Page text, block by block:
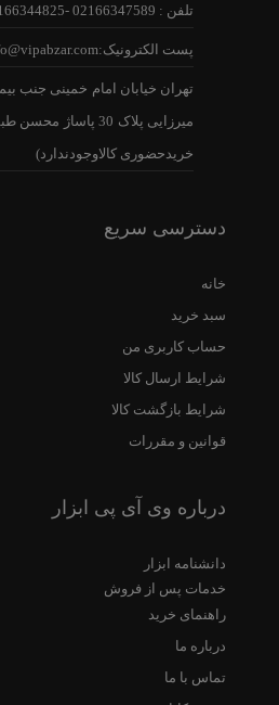
تلفن : 02166347589 -02166344825
پست الکترونیک:info@vipabzar.com
تهران خیابان امام خمینی جنب
خریدحضوری کالاوجودندارد)
دسترسی سریع
خانه
سبد خرید
حساب کاربری من
شرایط ارسال کالا
شرایط بازگشت کالا
قوانین و مقررات
درباره وی آی پی ابزار
دانشنامه ابزار
خدمات پس از فروش
راهنمای خرید
درباره ما
تماس با ما